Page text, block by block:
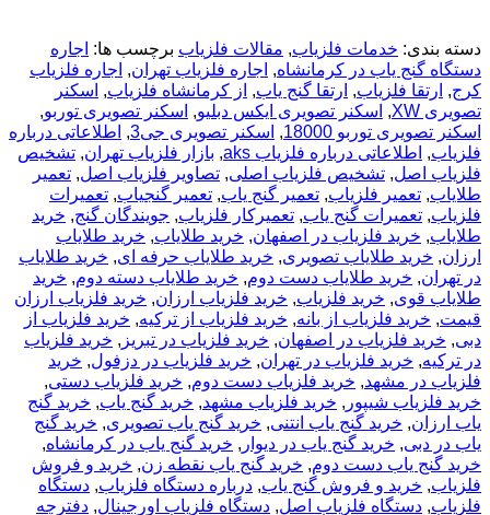
دسته بندی: خدمات فلزیاب, مقالات فلزیاب برچسب ها: اجاره
دستگاه گنج یاب در کرمانشاه, اجاره فلزیاب تهران, اجاره فلزیاب
کرج, ارتقا فلزیاب, ارتقا گنج یاب, از کرمانشاه فلزیاب, اسکنر
تصویری XW
, اسکنر تصویری ایکس دبلیو, اسکنر تصویری توربو,
اسکنر تصویری توربو 18000
, اسکنر تصویری جی3 , اطلاعاتی درباره
فلزیاب, اطلاعاتی درباره فلزیاب aks , بازار فلزیاب تهران, تشخیص
فلزیاب اصل, تشخیص فلزیاب اصلی, تصاویر فلزیاب اصل, تعمیر
طلایاب, تعمیر فلزیاب, تعمیر گنج یاب, تعمیر گنجیاب, تعمیرات
فلزیاب, تعمیرات گنج یاب, تعمیرکار فلزیاب, جویندگان گنج, خريد
طلاياب, خريد فلزياب در اصفهان, خرید طلایاب, خرید طلایاب
ارزان, خرید طلایاب تصویری, خرید طلایاب حرفه ای, خرید طلایاب
در تهران, خرید طلایاب دست دوم, خرید طلایاب دسته دوم, خرید
طلایاب قوی, خرید فلزیاب, خرید فلزیاب ارزان, خرید فلزیاب ارزان
قیمت, خرید فلزیاب از بانه, خرید فلزیاب از ترکیه, خرید فلزیاب از
دبی, خرید فلزیاب در اصفهان, خرید فلزیاب در تبریز , خرید فلزیاب
در ترکیه, خرید فلزیاب در تهران, خرید فلزیاب در دزفول, خرید
فلزیاب در مشهد, خرید فلزیاب دست دوم, خرید فلزیاب دستی,
خرید فلزیاب شیپور , خرید فلزیاب مشهد, خرید گنج یاب, خرید گنج
یاب ارزان, خرید گنج یاب انتنی, خرید گنج یاب تصویری, خرید گنج
یاب در دبی, خرید گنج یاب در دیوار , خرید گنج یاب در کرمانشاه,
خرید گنج یاب دست دوم, خرید گنج یاب نقطه زن, خرید و فروش
فلزیاب, خرید و فروش گنج یاب, درباره دستگاه فلزیاب, دستگاه
فلزیاب, دستگاه فلزیاب اصل, دستگاه فلزیاب اورجینال, دفترچه